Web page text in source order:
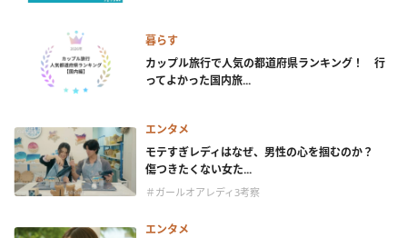
暮らす
カップル旅行で人気の都道府県ランキング！ 行
ってよかった国内旅...
エンタメ
モテすぎレディはなぜ、男性の心を掴むのか？
傷つきたくない女た...
＃ガールオアレディ3考察
エンタメ